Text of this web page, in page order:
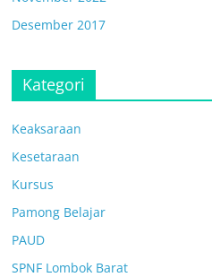
Desember 2017
Kategori
Keaksaraan
Kesetaraan
Kursus
Pamong Belajar
PAUD
SPNF Lombok Barat